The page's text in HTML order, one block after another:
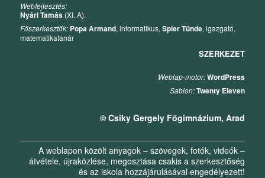
Webfejlesztés:
Nyári Tamás (XI. A).
Főszerkesztők: Popa Armand, informatikus,Spier Tünde, igazgató,
matematikatanár
SZERKEZET
Weblap-motor:WordPress
Sablon:Twenty Eleven
© Csiky Gergely Főgimnázium, Arad
A weblapon közölt anyagok – szövegek, fotók, videók –
átvétele, újraközlése, megosztása csakis a szerkesztőség
és az iskola hozzájárulásával engedélyezett!